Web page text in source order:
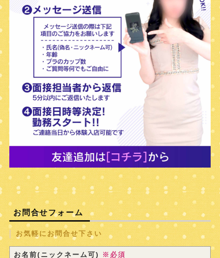
お問合せフォーム
お気軽にお問合せ下さい
お名前(ニックネーム可) ※必須